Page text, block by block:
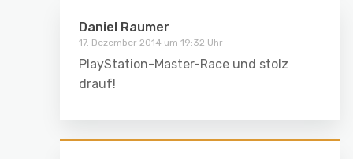
Daniel Raumer
17. Dezember 2014 um 19:32 Uhr
PlayStation-Master-Race und stolz
drauf!